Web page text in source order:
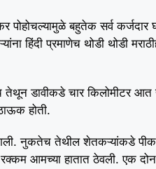
पोहोचल्यामुळे बहुतेक सर्व
हिंदी प्रमाणेच थोडी थोडी
तेथून डावीकडे चार किलोमीटर
होती.
नुकतेच तेथील शेतकऱ्यांकडे
आमच्या हातात ठेवली. एक दोन